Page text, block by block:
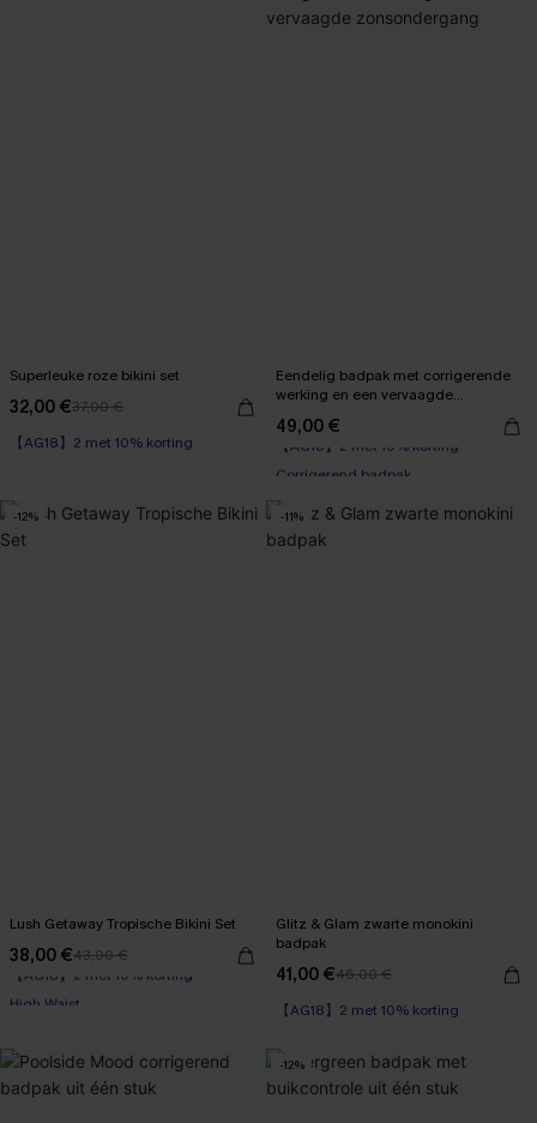
Superleuke roze bikini set
32,00 €37,00 €
【AG18】2 met 10% korting
Eendelig badpak met corrigerende
werking en een vervaagde
49,00 €
【AG18】2 met 10% korting
-12%
Lush Getaway Tropische Bikini Set
38,00 €43,00 €
【AG18】2 met 10% korting
-11%
Glitz & Glam zwarte monokini
badpak
41,00 €46,00 €
【AG18】2 met 10% korting
-12%